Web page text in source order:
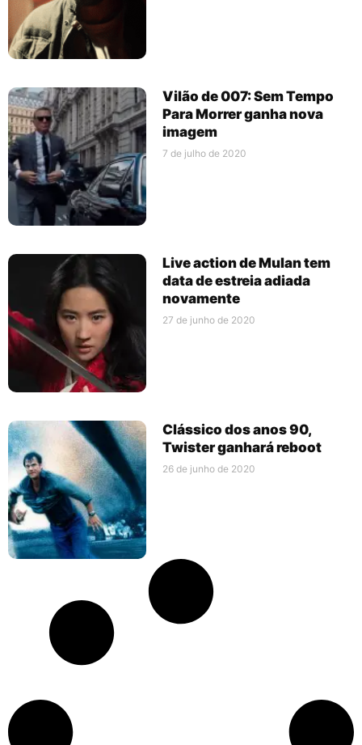
Vilão de 007: Sem Tempo
Para Morrer ganha nova
imagem
7 de julho de 2020
Live action de Mulan tem
data de estreia adiada
novamente
27 de junho de 2020
Clássico dos anos 90,
Twister ganhará reboot
26 de junho de 2020